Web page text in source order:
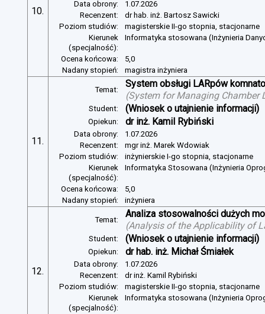
10.
Data obrony:
1.07.2026
Recenzent:
dr hab. inż. Bartosz Sawicki
Poziom studiów:
magisterskie II-go stopnia, stacjonarne
Kierunek
(specjalność):
Informatyka stosowana (Inżynieria
Ocena końcowa:
5,0
Nadany stopień:
magistra inżyniera
11.
Temat:
System obsługi LARpów
(System for Managing Chamber
Student: (Wniosek o utajnienie informacji)
Opiekun: dr inż. Kamil Rybiński
Data obrony:
1.07.2026
Recenzent:
mgr inż. Marek Wdowiak
Poziom studiów:
inżynierskie I-go stopnia, stacjonarne
Kierunek
(specjalność):
Informatyka Stosowana (Inżynieria
Ocena końcowa:
5,0
Nadany stopień:
inżyniera
12.
Temat:
Analiza stosowalności dużych
(Analysis of the Applicability of
Student: (Wniosek o utajnienie informacji)
Opiekun: dr hab. inż. Michał Śmiałek
Data obrony:
1.07.2026
Recenzent:
dr inż. Kamil Rybiński
Poziom studiów:
magisterskie II-go stopnia, stacjonarne
Kierunek
(specjalność):
Informatyka stosowana (Inżynieria